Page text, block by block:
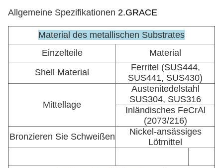
Allgemeine Spezifikationen 2.GRACE
Material des metallischen Substrates
Einzelteile
Material
Shell Material
Ferritel (SUS444,
SUS441, SUS430)
Mittellage
Austenitedelstahl
SUS304, SUS316
Inländisches FeCrAl
(2073/216)
Bronzieren Sie Schweißen
Nickel-ansässiges
Lötmittel